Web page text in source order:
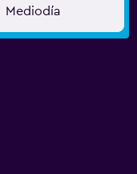
Mediodía